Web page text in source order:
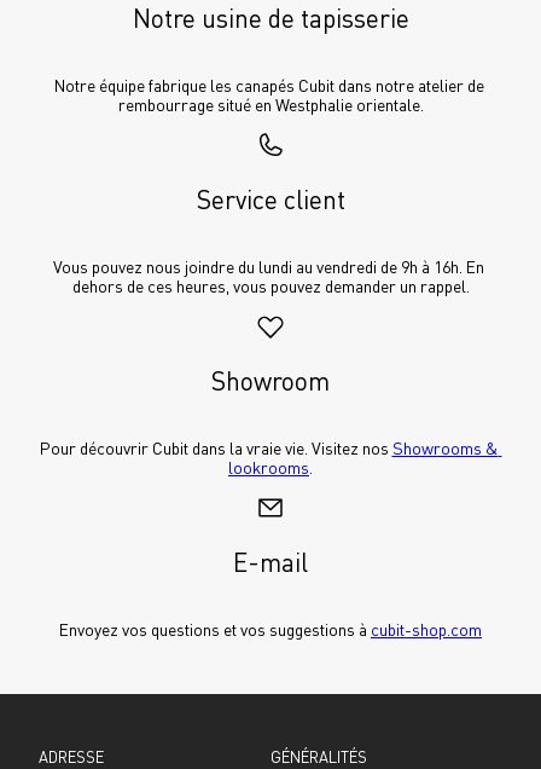
Notre usine de tapisserie
Notre équipe fabrique les canapés Cubit dans notre atelier de
rembourrage situé en Westphalie orientale.
Service client
Vous pouvez nous joindre du lundi au vendredi de 9h à 16h. En
dehors de ces heures, vous pouvez demander un rappel.
Showroom
Pour découvrir Cubit dans la vraie vie. Visitez nos Showrooms &
lookrooms
E-mail
Envoyez vos questions et vos suggestions à cubit-shop.com
ADRESSE GÉNÉRALITÉS